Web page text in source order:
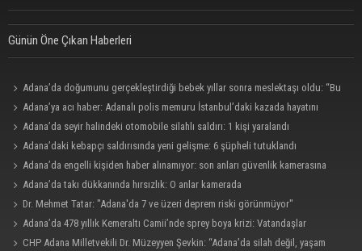
Günün Öne Çıkan Haberleri
Adana’da doğumunu gerçekleştirdiği bebek yıllar sonra meslektaşı oldu: “Bu
çok gurur verici”
Adana’ya acı haber: Adanalı polis memuru İstanbul’daki kazada hayatını
kaybetti
Adana’da seyir halindeki otomobile silahlı saldırı: 1 kişi yaralandı
Adana’daki kebapçı saldırısında yeni gelişme: 6 şüpheli tutuklandı
Adana’da engelli kişiden haber alınamıyor: son anları güvenlik kamerasına
yansıdı.
Adana’da takı dükkanında hırsızlık: O anlar kamerada
Dr. Mehmet Tatar: "Adana'da 7 ve üzeri deprem riski görünmüyor"
Adana’da 478 yıllık Kemeraltı Camii’nde sprey boya krizi: Vatandaşlar
denetimlerin artırılmasını istedi
CHP Adana Milletvekili Dr. Müzeyyen Şevkin: “Adana’da silah değil, yaşam